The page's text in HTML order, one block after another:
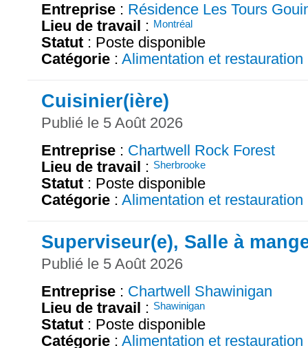
Entreprise : Résidence Les Tours
Lieu de travail : Montréal
Statut : Poste disponible
Catégorie : Alimentation et restauration
Cuisinier(ière)
Publié le 5 Août 2026
Entreprise : Chartwell Rock Forest
Lieu de travail : Sherbrooke
Statut : Poste disponible
Catégorie : Alimentation et restauration
Superviseur(e), Salle à
Publié le 5 Août 2026
Entreprise : Chartwell Shawinigan
Lieu de travail : Shawinigan
Statut : Poste disponible
Catégorie : Alimentation et restauration